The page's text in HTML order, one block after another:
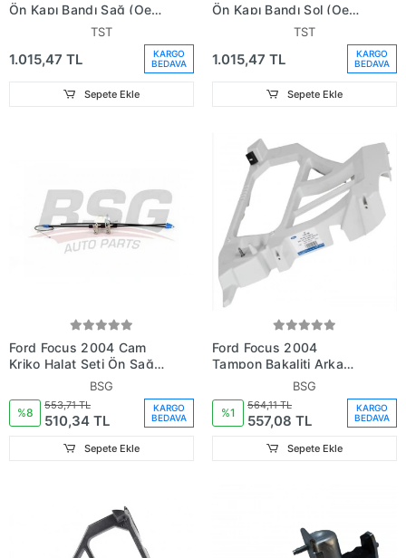
Ön Kapı Bandı Sağ (Oem
No: 98Ab1 Serisi
TST
1.015,47 TL
KARGO
BEDAVA
Sepete Ekle
Ön Kapı Bandı Sol (Oem
No: 98Ab1 Serisi
TST
1.015,47 TL
KARGO
BEDAVA
Sepete Ekle
Ford Focus 2004 Cam
Kriko Halat Seti Ön Sağ
Tamir Takımı (Oem
No:3M51R23200**)
BSG
%8
553,71 TL
510,34 TL
KARGO
BEDAVA
Sepete Ekle
Ford Focus 2004
Tampon Bakaliti Arka
Sağ 5 Kapı Hatcback
(Oem
No:4M51A17E850Al)
BSG
%1
564,11 TL
557,08 TL
KARGO
BEDAVA
Sepete Ekle